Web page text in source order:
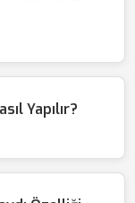
Yapılır?